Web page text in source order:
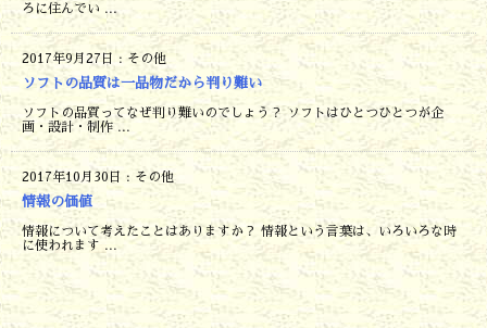
ろに住んでい ...
2017年9月27日 : その他
ソフトの品質は一品物だから判り難い
ソフトの品質ってなぜ判り難いのでしょう？ ソフトはひとつひとつが企
画・設計・制作 ...
2017年10月30日 : その他
情報の価値
情報について考えたことはありますか？ 情報という言葉は、いろいろな時
に使われます ...